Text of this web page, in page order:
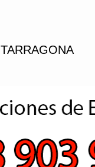
TARRAGONA